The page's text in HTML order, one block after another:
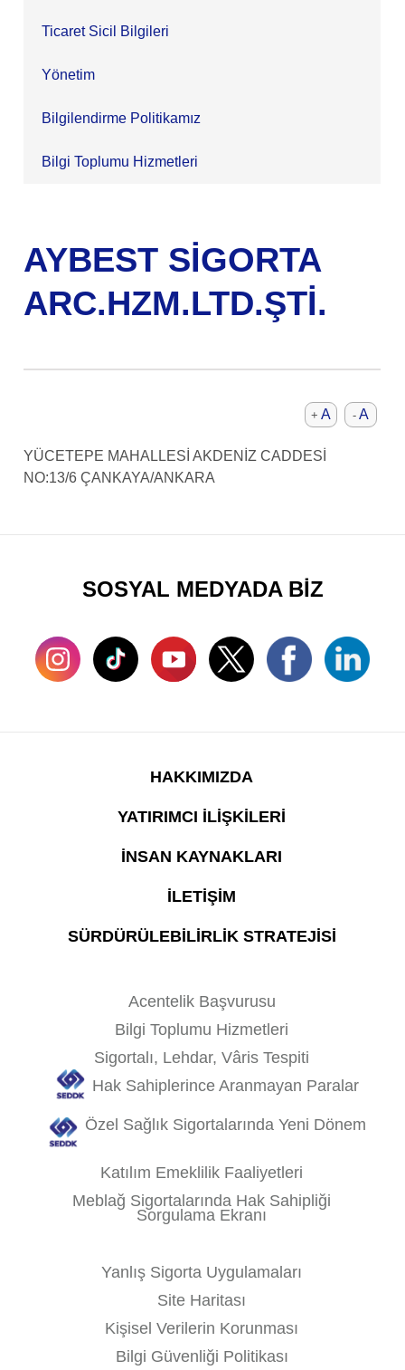
Ticaret Sicil Bilgileri
Yönetim
Bilgilendirme Politikamız
Bilgi Toplumu Hizmetleri
AYBEST SİGORTA
ARC.HZM.LTD.ŞTİ.
-A
+ A
YÜCETEPE MAHALLESİ AKDENİZ CADDESİ
NO:13/6 ÇANKAYA/ANKARA
SOSYAL MEDYADA BİZ
HAKKIMIZDA
YATIRIMCI İLİŞKİLERİ
İNSAN KAYNAKLARI
İLETİŞİM
SÜRDÜRÜLEBİLİRLİK STRATEJİSİ
Acentelik Başvurusu
Bilgi Toplumu Hizmetleri
Sigortalı, Lehdar, Vâris Tespiti
Hak Sahiplerince Aranmayan Paralar
Özel Sağlık Sigortalarında Yeni Dönem
Katılım Emeklilik Faaliyetleri
Meblağ Sigortalarında Hak Sahipliği
Sorgulama Ekranı
Yanlış Sigorta Uygulamaları
Site Haritası
Kişisel Verilerin Korunması
Bilgi Güvenliği Politikası